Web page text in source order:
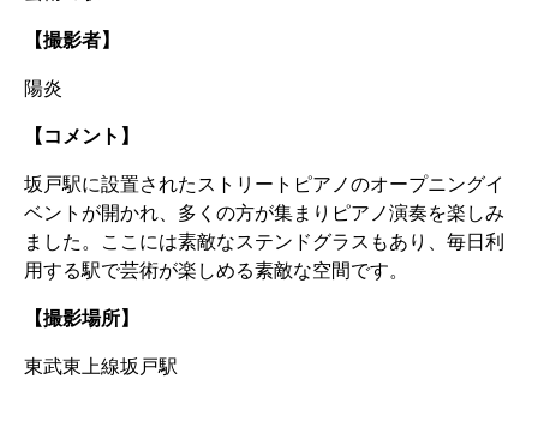
【撮影者】
陽炎​
【コメント】
坂戸駅に設置されたストリートピアノのオープニングイ
ベントが開かれ、多くの方が集まりピアノ演奏を楽しみ
ました。ここには素敵なステンドグラスもあり、毎日利
用する駅で芸術が楽しめる素敵な空間です。
【撮影場所】
東武東上線坂戸駅